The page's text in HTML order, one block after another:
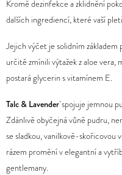
produktu
je
z
5
hvězdiček.
Kromě dezinfekce a zklidnění
dalších ingrediencí, které vaší
Jejich výčet je solidním základem
určitě zmínili výtažek z aloe vera,
postará glycerin s vitamínem E.
Talc & Lavenderspojuje jemnou
Zdánlivě obyčejná vůně pudru,
se sladkou, vanilkově-skořicovou
rázem promění v elegantní a
gentlemany.
P
O
R
U
Č
U
J
E
M
E